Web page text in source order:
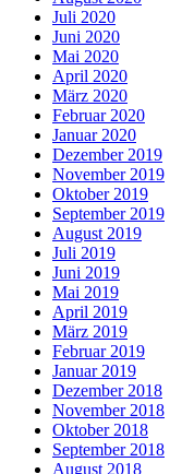
Juli 2020
Juni 2020
Mai 2020
April 2020
März 2020
Februar 2020
Januar 2020
Dezember 2019
November 2019
Oktober 2019
September 2019
August 2019
Juli 2019
Juni 2019
Mai 2019
April 2019
März 2019
Februar 2019
Januar 2019
Dezember 2018
November 2018
Oktober 2018
September 2018
August 2018